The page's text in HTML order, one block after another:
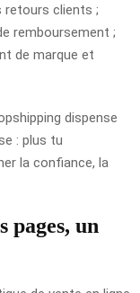
retours clients ;
remboursement ;
de marque et
dispense
: plus tu
la confiance, la
pages, un